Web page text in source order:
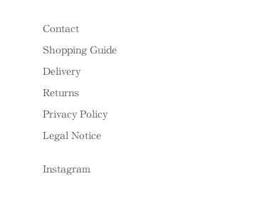
Contact
Shopping Guide
Delivery
Returns
Privacy Policy
Legal Notice
Instagram